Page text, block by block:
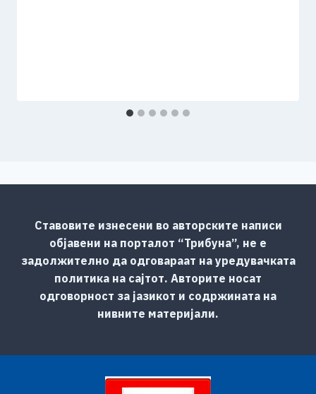
Ставовите изнесени во авторските написи
објавени на порталот “Трибуна”, не е
задолжително да одговараат на уредувачката
политика на сајтот. Авторите носат
одговорност за јазикот и содржината на
нивните материјали.